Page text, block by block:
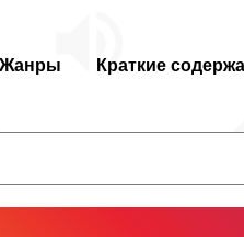
Жанры Краткие